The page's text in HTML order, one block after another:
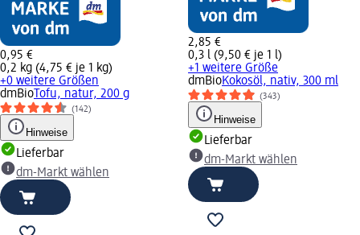
0,95 €
0,2 kg (4,75 € je 1 kg)
+0 weitere Größen
dmBioTofu, natur, 200 g
(142)
Hinweise
Lieferbar
dm-Markt wählen
2,85 €
0,3 l (9,50 € je 1 l)
+1 weitere Größe
dmBioKokosöl, nativ, 300 ml
(343)
Hinweise
Lieferbar
dm-Markt wählen